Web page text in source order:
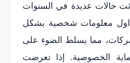
حالات عديدة في السنوات
معلومات شخصية بشكل
مما يسلط الضوء على
الخصوصية. إذا تعرضت